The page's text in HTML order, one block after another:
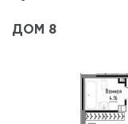
ДОМ 8